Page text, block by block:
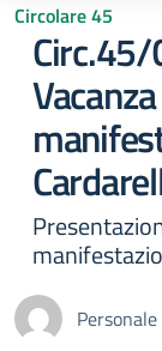
Circolare 45
Circ.45/